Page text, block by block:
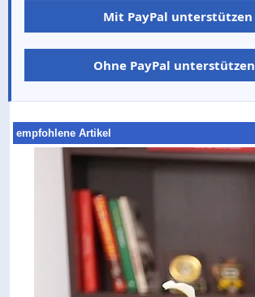
Mit PayPal unterstützen
Ohne PayPal unterstützen
empfohlene Artikel